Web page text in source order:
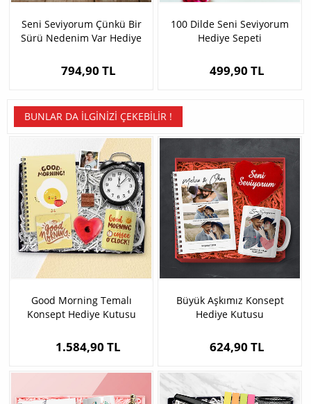
Seni Seviyorum Çünkü Bir
Sürü Nedenim Var Hediye
794,90 TL
100 Dilde Seni Seviyorum
Hediye Sepeti
499,90 TL
BUNLAR DA İLGINIZI ÇEKEBILIR !
Good Morning Temalı
Konsept Hediye Kutusu
1.584,90 TL
Büyük Aşkımız Konsept
Hediye Kutusu
624,90 TL